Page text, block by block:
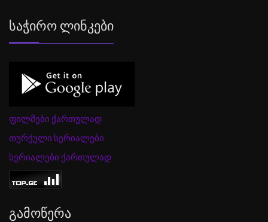
Საჭირო Ლინკები
ფილმები ქართულად
თურქული სერიალები
სერიალები ქართულად
Გამოწერა